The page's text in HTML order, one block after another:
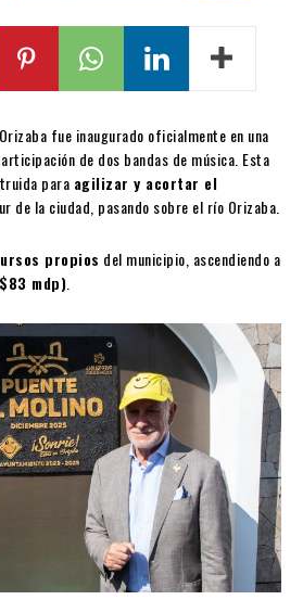
fue inaugurado oficialmente en una
de dos bandas de música. Esta
para agilizar y acortar el
de la ciudad, pasando sobre el río Orizaba.
propios del municipio, ascendiendo a
mdp)